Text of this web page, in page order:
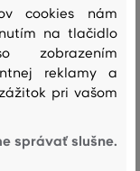
ZÁKAZNÍKOM
cookies nám
na tlačidlo
zobrazením
reklamy a
pri vašom
správať slušne.